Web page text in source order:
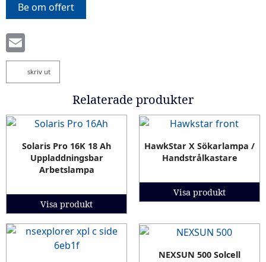
Be om offert
skriv ut
Relaterade produkter
Solaris Pro 16K 18 Ah
Uppladdningsbar
Arbetslampa
Visa produkt
HawkStar X Sökarlampa /
Handstrålkastare
Visa produkt
NEXSUN 500 Solcell